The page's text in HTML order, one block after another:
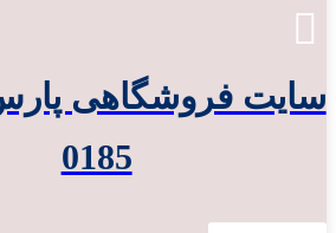
سایت فروشگاهی
0185